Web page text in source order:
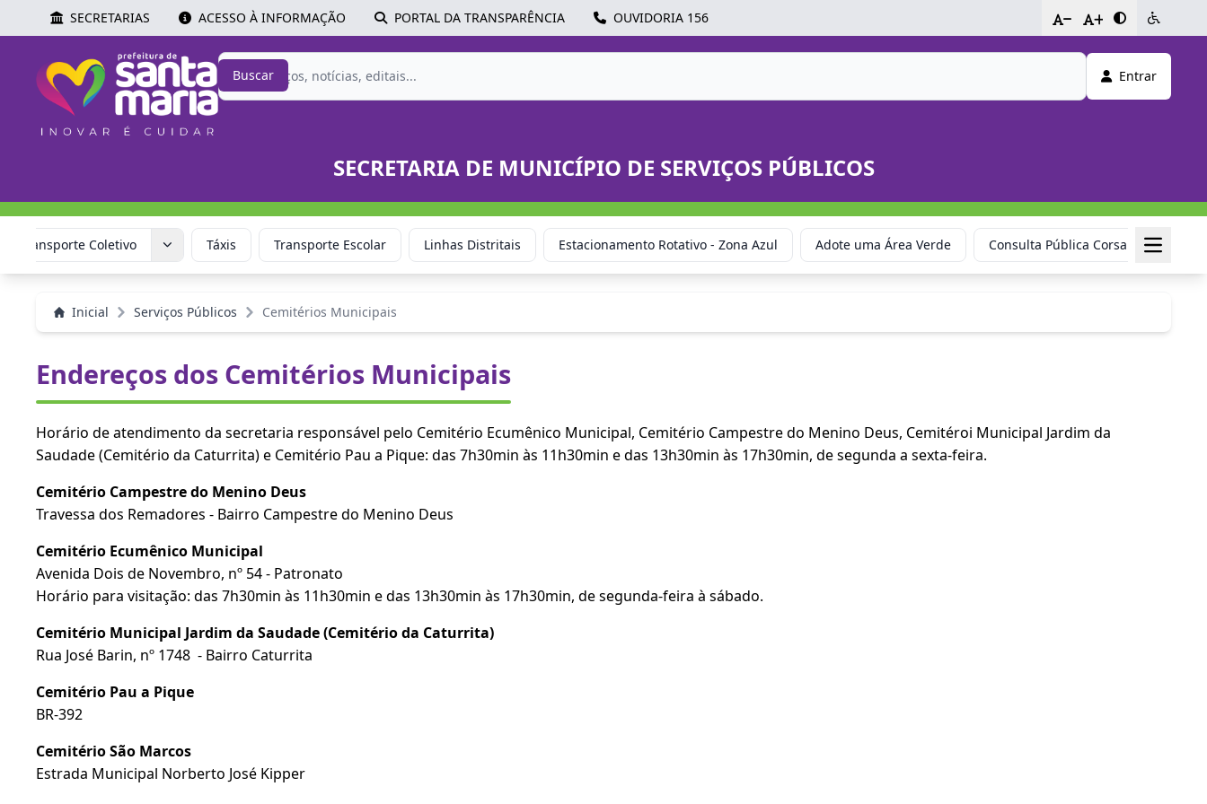
SECRETARIAS ACESSO À INFORMAÇÃO PORTAL DA TRANSPARÊNCIA OUVIDORIA 156 - +
Buscar Entrar
SECRETARIA DE MUNICÍPIO DE SERVIÇOS PÚBLICOS
Transporte Coletivo Táxis Transporte Escolar Linhas Distritais Estacionamento Rotativo - Zona Azul Adote uma Área Verde Consulta Pública Corsan
Inicial Serviços Públicos Cemitérios Municipais
Endereços dos Cemitérios Municipais
Horário de atendimento da secretaria responsável pelo Cemitério Ecumênico Municipal, Cemitério Campestre do Menino Deus, Cemitéroi Municipal Jardim da
Saudade (Cemitério da Caturrita) e Cemitério Pau a Pique: das 7h30min às 11h30min e das 13h30min às 17h30min, de segunda a sexta-feira.
Cemitério Campestre do Menino Deus
Travessa dos Remadores - Bairro Campestre do Menino Deus
Cemitério Ecumênico Municipal
Avenida Dois de Novembro, nº 54 - Patronato
Horário para visitação: das 7h30min às 11h30min e das 13h30min às 17h30min, de segunda-feira à sábado.
Cemitério Municipal Jardim da Saudade (Cemitério da Caturrita)
Rua José Barin, nº 1748 - Bairro Caturrita
Cemitério Pau a Pique
BR-392
Cemitério São Marcos
Estrada Municipal Norberto José Kipper